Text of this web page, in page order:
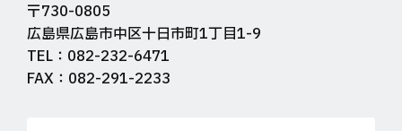
〒730-0805
広島県広島市中区十日市町1丁目1-9
TEL：082-232-6471
FAX：082-291-2233